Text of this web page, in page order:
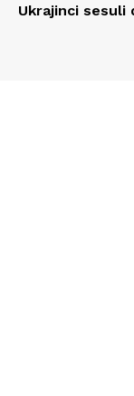
Ukrajinci sesuli